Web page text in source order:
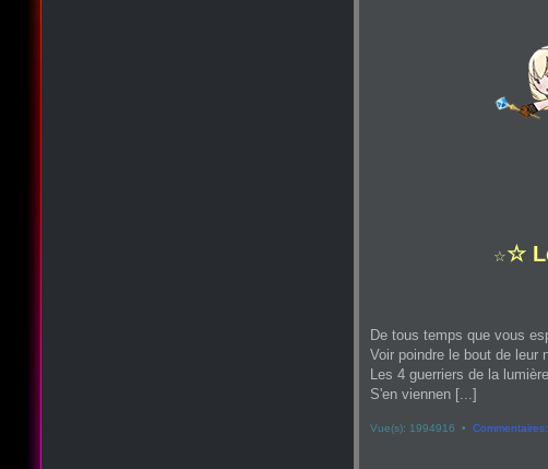
☆☆
De tous temps que vous
Voir poindre le bout de leur
Les 4 guerriers de la lumière
S'en viennen [...]
Vue(s): 1994916 •